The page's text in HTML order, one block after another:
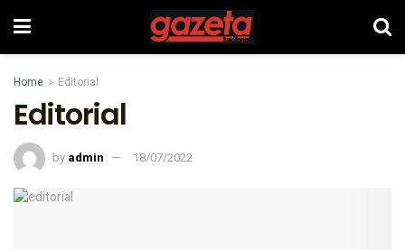
Home Editorial
Editorial
by admin 18/07/2022